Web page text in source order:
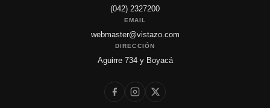
(042) 2327200
EMAIL
webmaster@vistazo.com
DIRECCIÓN
Aguirre 734 y Boyacá